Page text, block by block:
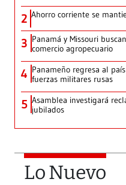
2 Ahorro corriente se
3 Panamá y Missouri
comercio agropecuario
4 Panameño regresa al
fuerzas militares rusas
5 Asamblea investigará
jubilados
Lo Nuevo